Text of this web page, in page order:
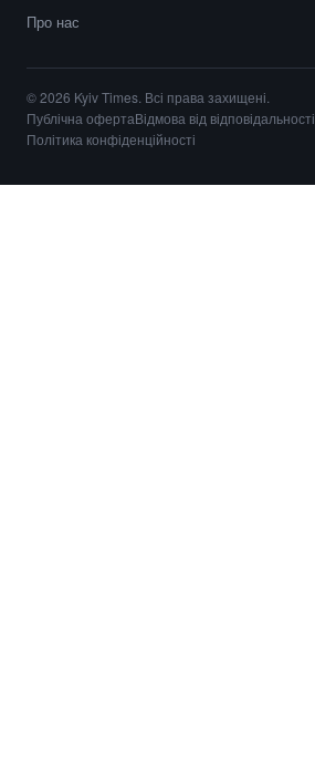
Про нас
© 2026 Kyiv Times. Всі права захищені.
Публічна офертаВідмова від відповідальності
Політика конфіденційності